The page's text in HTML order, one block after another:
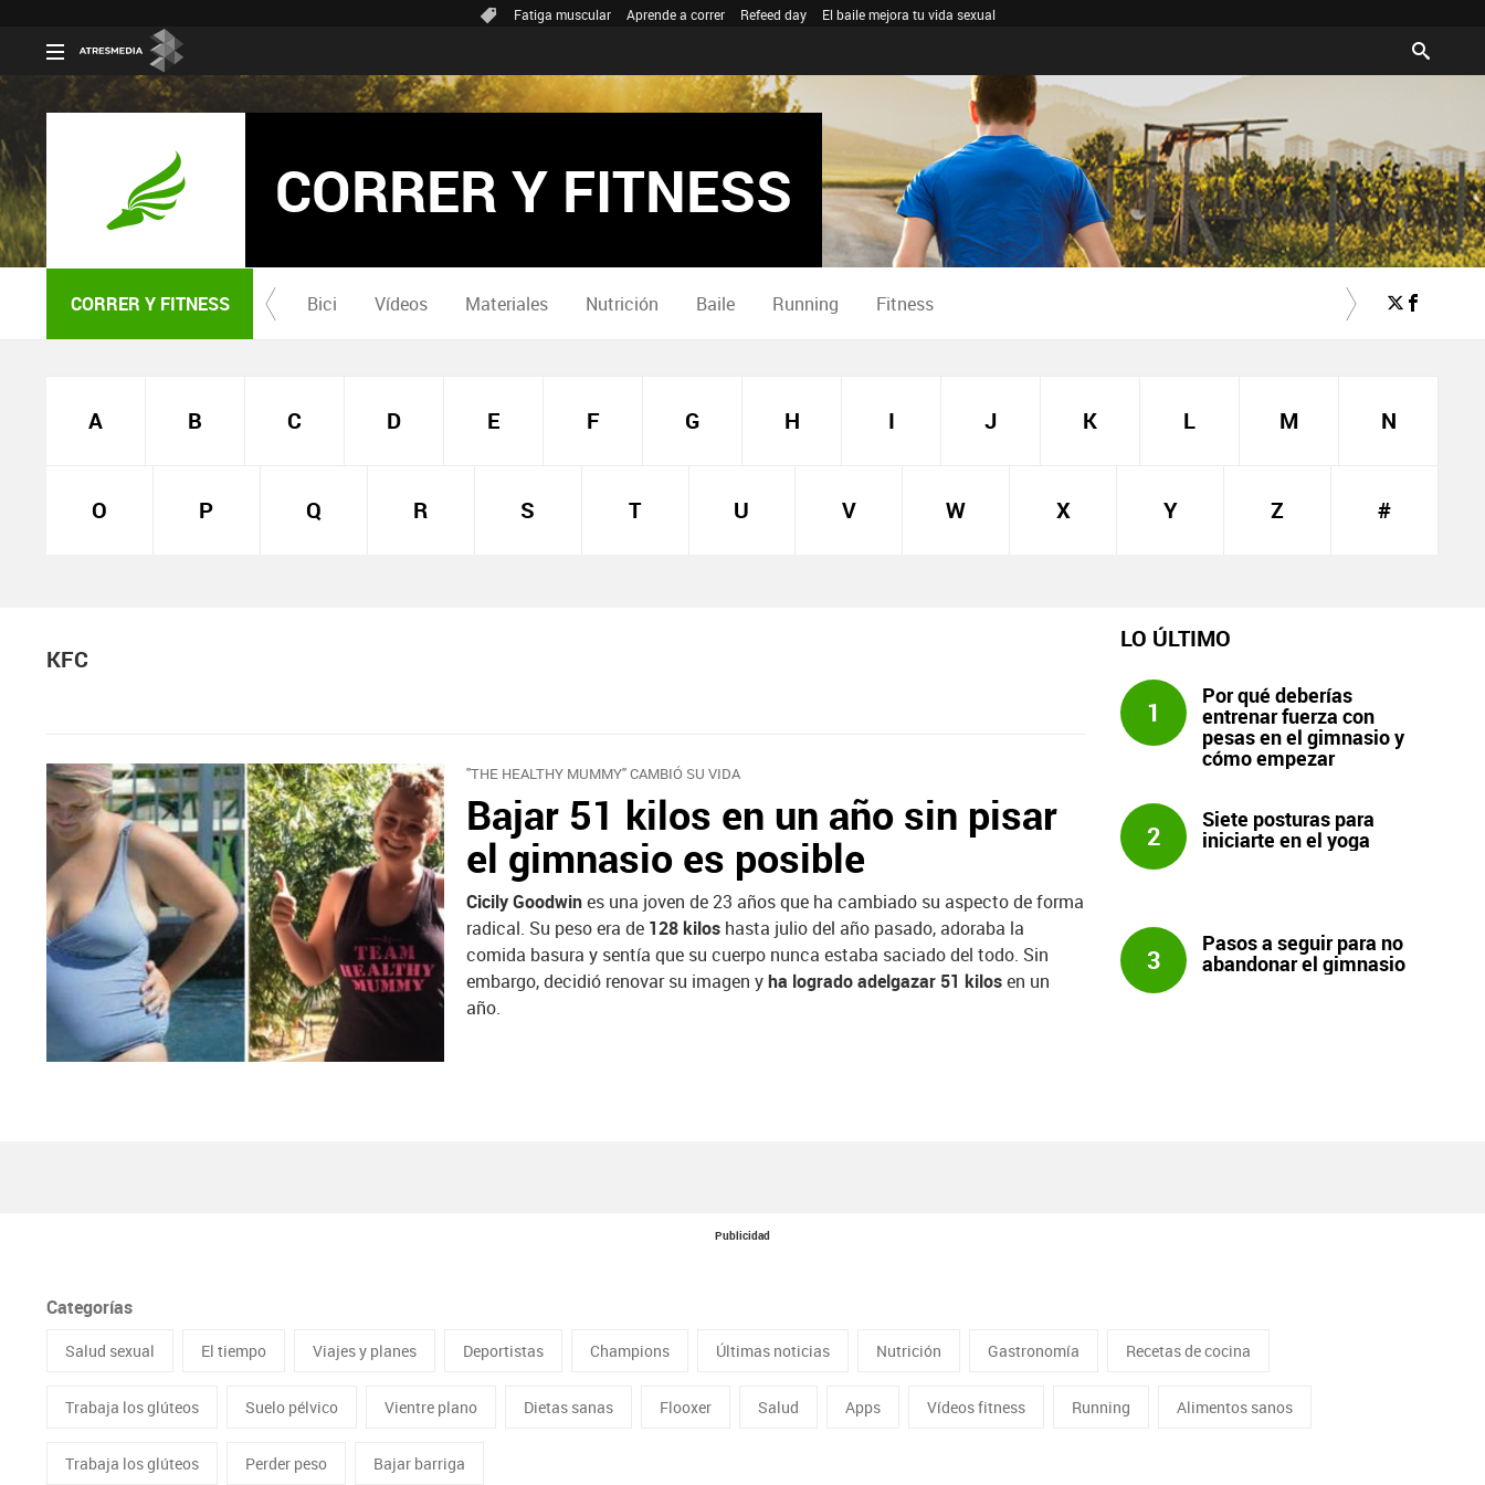
Fatiga muscular Aprende a correr Refeed day El baile mejora tu vida sexual
CORRER Y FITNESS
CORRER Y FITNESS Bici Vídeos Materiales Nutrición Baile Running Fitness
A B C D E F G H I J K L M N
O P Q R S T U V W X Y Z #
KFC
"THE HEALTHY MUMMY" CAMBIÓ SU VIDA
Bajar 51 kilos en un año sin pisar
el gimnasio es posible
Cicily Goodwines una joven de 23 años que ha cambiado su aspecto de forma
radical. Su peso era de 128 kilos hasta julio del año pasado, adoraba la
comida basura y sentía que su cuerpo nunca estaba saciado del todo. Sin
embargo, decidió renovar su imagen yha logrado adelgazar 51 kilosen un
año.
LO ÚLTIMO
1
Por qué deberías
entrenar fuerza con
pesas en el gimnasio y
cómo empezar
2
Siete posturas para
iniciarte en el yoga
3
Pasos a seguir para no
abandonar el gimnasio
Publicidad
Categorías
Salud sexual El tiempo Viajes y planes Deportistas Champions Últimas noticias Nutrición Gastronomía Recetas de cocina
Trabaja los glúteos Suelo pélvico Vientre plano Dietas sanas Flooxer Salud Apps Vídeos fitness Running Alimentos sanos
Trabaja los glúteos Perder peso Bajar barriga